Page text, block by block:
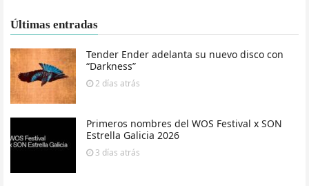
Últimas entradas
Tender Ender adelanta su nuevo disco con
“Darkness”
2 días atrás
Primeros nombres del WOS Festival x SON
Estrella Galicia 2026
3 días atrás